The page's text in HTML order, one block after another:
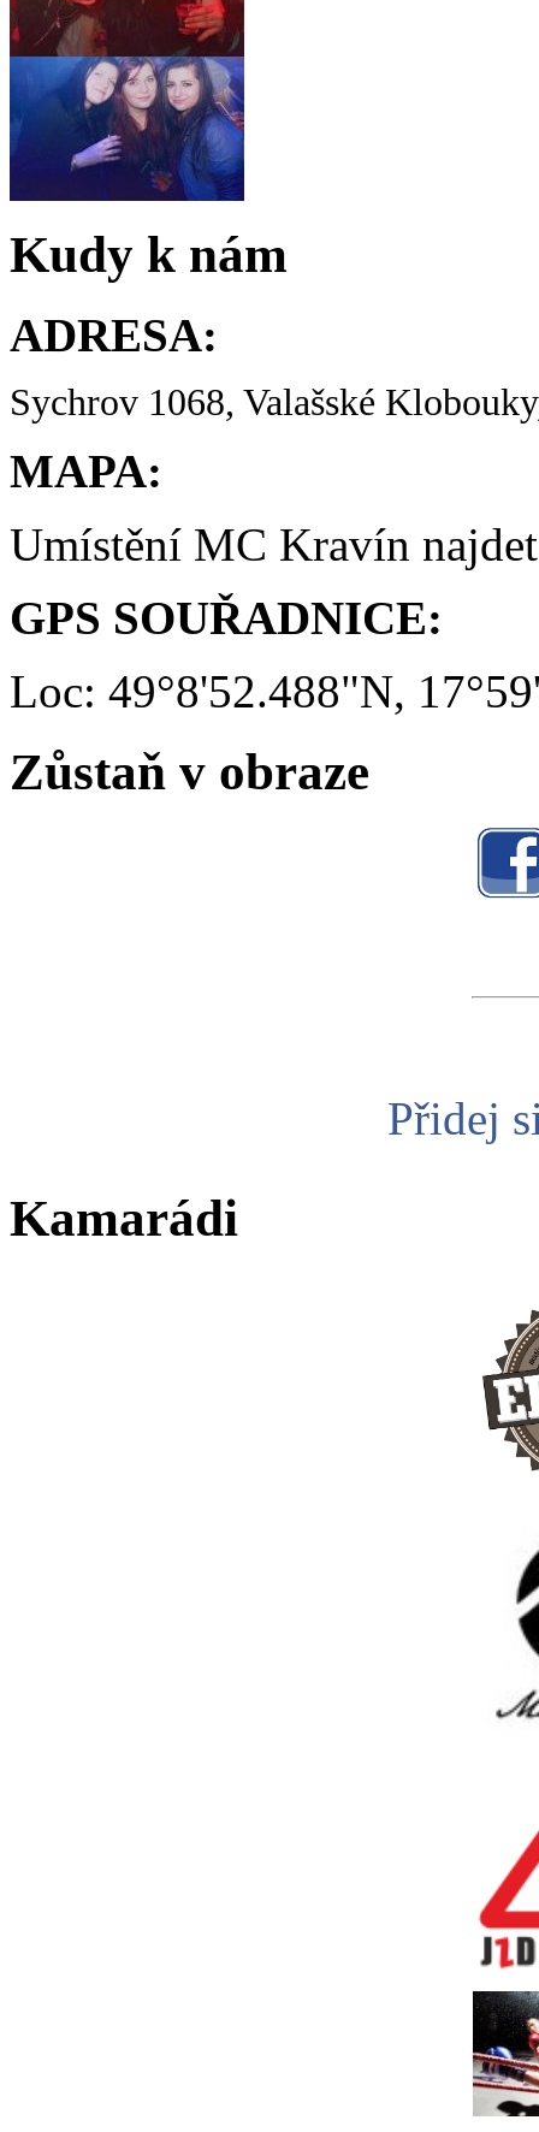
Kudy k nám
ADRESA:
Sychrov 1068, Valašské
MAPA:
Umístění MC Kravín
GPS SOUŘADNICE:
Loc: 49°8'52.488"N,
Zůstaň v obraze
Přidej
Kamarádi